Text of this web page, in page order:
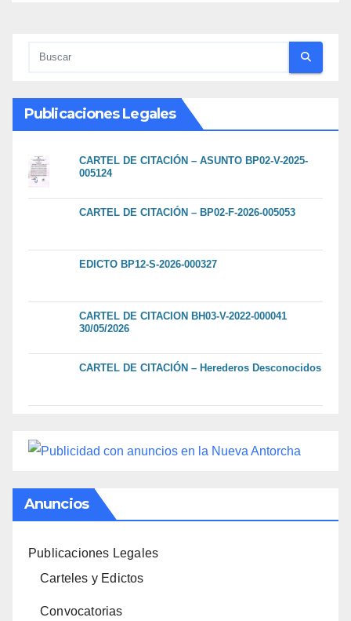
Publicaciones Legales
CARTEL DE CITACIÓN – ASUNTO BP02-V-2025-
005124
CARTEL DE CITACIÓN – BP02-F-2026-005053
EDICTO BP12-S-2026-000327
CARTEL DE CITACION BH03-V-2022-000041
30/05/2026
CARTEL DE CITACIÓN – Herederos Desconocidos
Anuncios
Publicaciones Legales
Carteles y Edictos
Convocatorias